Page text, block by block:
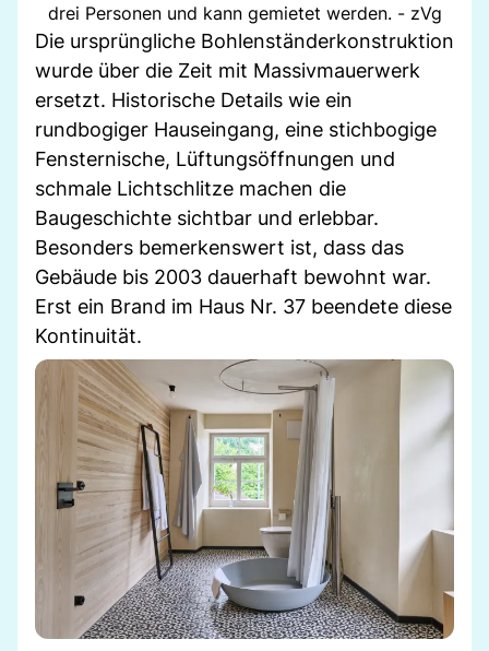
drei Personen und kann gemietet werden. - zVg
Die ursprüngliche Bohlenständerkonstruktion
wurde über die Zeit mit Massivmauerwerk
ersetzt. Historische Details wie ein
rundbogiger Hauseingang, eine stichbogige
Fensternische, Lüftungsöffnungen und
schmale Lichtschlitze machen die
Baugeschichte sichtbar und erlebbar.
Besonders bemerkenswert ist, dass das
Gebäude bis 2003 dauerhaft bewohnt war.
Erst ein Brand im Haus Nr. 37 beendete diese
Kontinuität.